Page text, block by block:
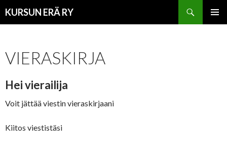
KURSUN ERÄ RY
VIERASKIRJA
Hei vierailija
Voit jättää viestin vieraskirjaani
Kiitos viestistäsi